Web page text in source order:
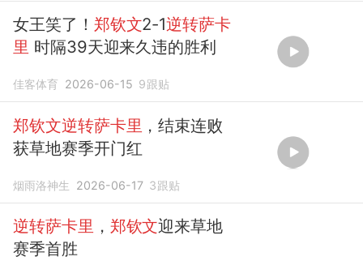
女王笑了！ 郑钦文2-1逆转萨卡
里 时隔39天迎来久违的胜利
佳客体育 2026-06-15 9跟贴
郑钦文逆转萨卡里 ，结束连败
获草地赛季开门红
烟雨洛神生 2026-06-17 3跟贴
逆转萨卡里 ， 郑钦文迎来草地
赛季首胜